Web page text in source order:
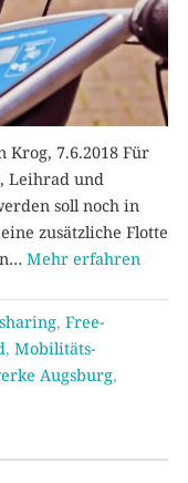
Krog, 7.6.2018 Für
Leihrad und
soll noch in
zusätzliche Flotte
Mehr erfahren
, Free-
, Mobilitäts-
Augsburg,